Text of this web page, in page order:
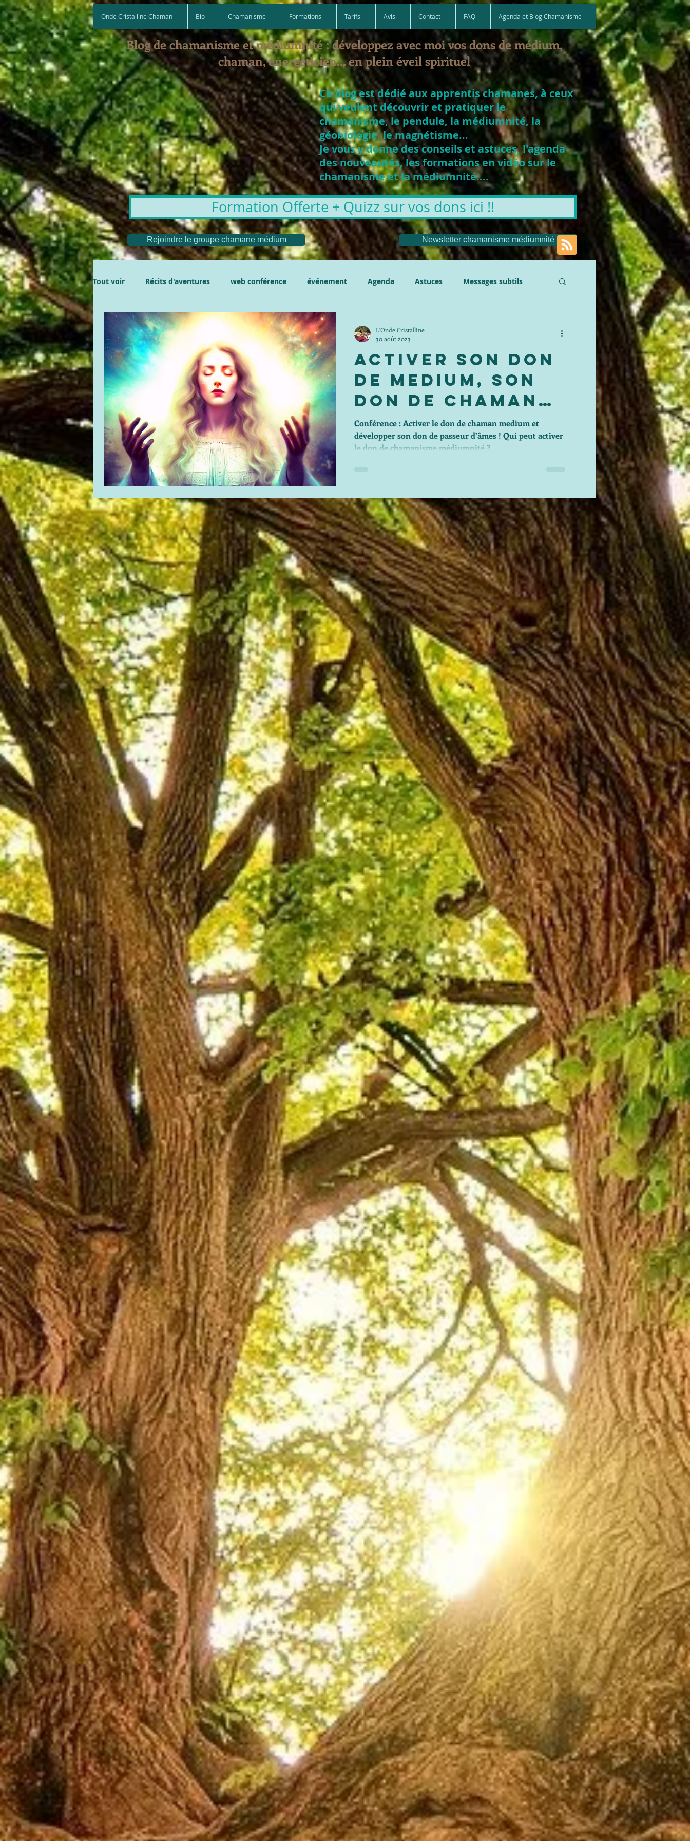
Blog de chamanisme et médiumnité : développez avec moi vos dons de médium,
chaman, énergéticien... en plein éveil spirituel
Ce blog est dédié aux apprentis chamanes, à ceux
qui veulent découvrir et pratiquer le
chamanisme, le pendule, la médiumnité, la
géobiologie, le magnétisme...
Je vous y donne des conseils et astuces, l'agenda
des nouveautés, les formations en vidéo sur le
chamanisme et la médiumnité....
Formation Offerte + Quizz sur vos dons ici !!
Rejoindre le groupe chamane médium Newsletter chamanisme médiumnité
Tout voir Récits d'aventures web conférence événement Agenda Astuces Messages subtils
Aventures La compil'
Activer son don
de medium, son
don de chamane
et comment
développer son
don de passeur
Conférence : Activer le don de chaman medium et
développer son don de passeur d’âmes ! Qui peut activer
le don de chamanisme médiumnité ?
L'Onde Cristalline
30 août 2023
Onde Cristalline Chaman Bio Chamanisme Formations Tarifs Avis Contact FAQ Agenda et Blog Chamanisme